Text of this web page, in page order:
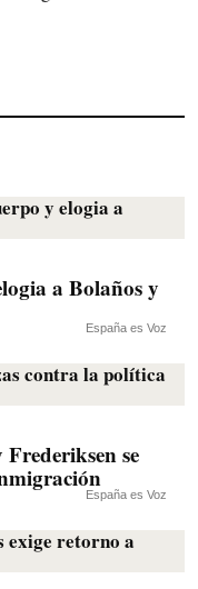
a Bolaños y
España es Voz
se
España es Voz